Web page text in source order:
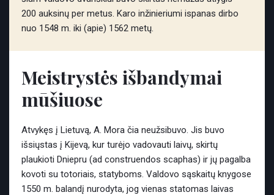
200 auksinų per metus. Karo inžinieriumi ispanas dirbo
nuo 1548 m. iki (apie) 1562 metų.
Meistrystės išbandymai
mūšiuose
Atvykęs į Lietuvą, A. Mora čia neužsibuvo. Jis buvo
išsiųstas į Kijevą, kur turėjo vadovauti laivų, skirtų
plaukioti Dniepru (ad construendos scaphas) ir jų pagalba
kovoti su totoriais, statyboms. Valdovo sąskaitų knygose
1550 m. balandį nurodyta, jog vienas statomas laivas